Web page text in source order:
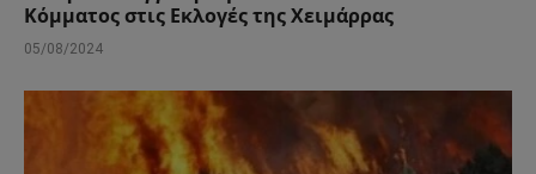
Κόμματος στις Εκλογές της Χειμάρρας
05/08/2024